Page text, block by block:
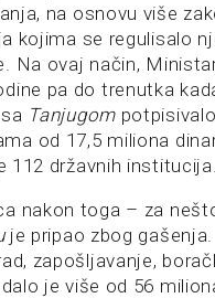
na osnovu više
kojima se regulisalo
Na ovaj način,
pa do trenutka
Tanjugom
od 17,5 miliona
112 državnih institucija.
nakon toga – za
je pripao zbog gašenja.
zapošljavanje,
je više od 56